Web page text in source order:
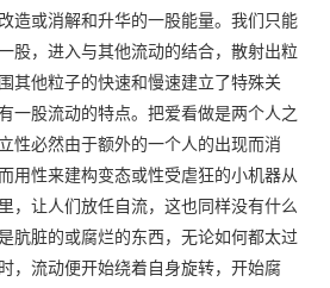
造或消解和升华的一股能量。我们只能
股，进入与其他流动的结合，散射出粒
其他粒子的快速和慢速建立了特殊关
一股流动的特点。把爱看做是两个人之
性必然由于额外的一个人的出现而消
用性来建构变态或性受虐狂的小机器从
，让人们放任自流，这也同样没有什么
肮脏的或腐烂的东西，无论如何都太过
，流动便开始绕着自身旋转，开始腐